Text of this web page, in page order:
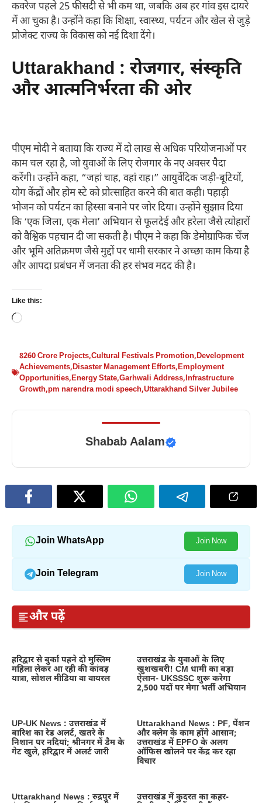
कवरेज पहले 25 फीसदी से भी कम था, जबकि अब हर गांव इस दायरे
में आ चुका है। उन्होंने कहा कि शिक्षा, स्वास्थ्य, पर्यटन और खेल से जुड़े
प्रोजेक्ट राज्य के विकास को नई दिशा देंगे।
Uttarakhand : रोजगार, संस्कृति
और आत्मनिर्भरता की ओर
पीएम मोदी ने बताया कि राज्य में दो लाख से अधिक परियोजनाओं पर
काम चल रहा है, जो युवाओं के लिए रोजगार के नए अवसर पैदा
करेंगी। उन्होंने कहा, “जहां चाह, वहां राह।” आयुर्वेदिक जड़ी-बूटियों,
योग केंद्रों और होम स्टे को प्रोत्साहित करने की बात कही। पहाड़ी
भोजन को पर्यटन का हिस्सा बनाने पर जोर दिया। उन्होंने सुझाव दिया
कि ‘एक जिला, एक मेला’ अभियान से फूलदेई और हरेला जैसे त्योहारों
को वैश्विक पहचान दी जा सकती है। पीएम ने कहा कि डेमोग्राफिक चेंज
और भूमि अतिक्रमण जैसे मुद्दों पर धामी सरकार ने अच्छा काम किया है
और आपदा प्रबंधन में जनता की हर संभव मदद की है।
Like this:
Loading…
8260 Crore Projects,Cultural Festivals Promotion,Development
Achievements,Disaster Management Efforts,Employment
Opportunities,Energy State,Garhwali Address,Infrastructure
Growth,pm narendra modi speech,Uttarakhand Silver Jubilee
Shabab Aalam
Join WhatsApp Join Now
Join Telegram Join Now
और पढ़ें
हरिद्वार से बुर्का पहने दो मुस्लिम
महिला लेकर आ रही की कांवड़
यात्रा, सोशल मीडिया वा वायरल
उत्तराखंड के युवाओं के लिए
खुशखबरी! CM धामी का बड़ा
ऐलान- UKSSSC शुरू करेगा
2,500 पदों पर मेगा भर्ती अभियान
UP-UK News : उत्तराखंड में
बारिश का रेड अलर्ट, खतरे के
निशान पर नदियां; श्रीनगर में डैम के
गेट खुले, हरिद्वार में अलर्ट जारी
Uttarakhand News : PF, पेंशन
और क्लेम के काम होंगे आसान;
उत्तराखंड में EPFO के अलग
ऑफिस खोलने पर केंद्र कर रहा
विचार
Uttarakhand News : रुद्रपुर में
उत्तराखंड में कुदरत का कहर-